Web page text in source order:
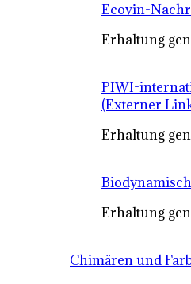
Ecovin-
Erhaltung
PIWI-
(Externer
Erhaltung
Erhaltung
Chimären und